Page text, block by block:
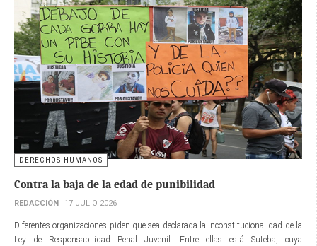
DERECHOS HUMANOS
Contra la baja de la edad de punibilidad
REDACCIÓN 17 JULIO 2026
Diferentes organizaciones piden que sea declarada la inconstitucionalidad de la
Ley de Responsabilidad Penal Juvenil. Entre ellas está Suteba, cuya